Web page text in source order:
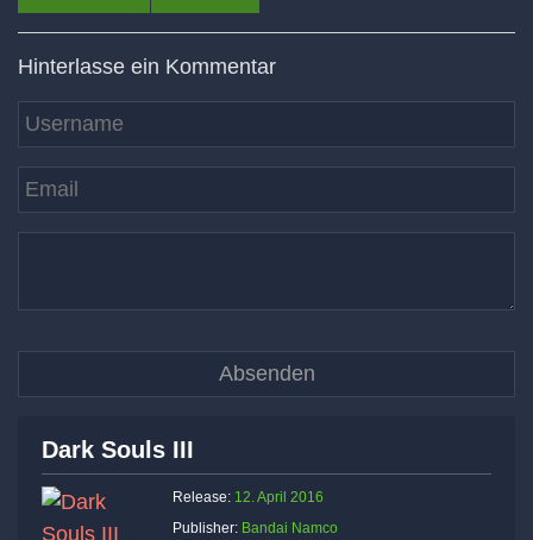
Hinterlasse ein Kommentar
Dark Souls III
Release: 12. April 2016
Publisher: Bandai Namco